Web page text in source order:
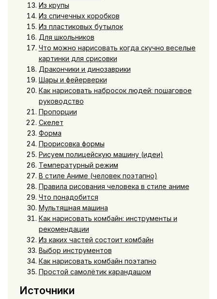
Из крупы
Из спичечных коробков
Из пластиковых бутылок
Для школьников
Что можно нарисовать когда скучно веселые
картинки для срисовки
Дракончики и динозаврики
Шары и фейерверки
Как нарисовать набросок людей: пошаговое
руководство
Пропорции
Скелет
Форма
Прорисовка формы
Рисуем полицейскую машину (идеи)
Температурный режим
В стиле Аниме (человек поэтапно)
Правила рисования человека в стиле аниме
Что понадобится
Мультяшная машина
Как нарисовать комбайн: инструменты и
рекомендации
Из каких частей состоит комбайн
Выбор инструментов
Как нарисовать комбайн поэтапно
Простой самолётик карандашом
Источники